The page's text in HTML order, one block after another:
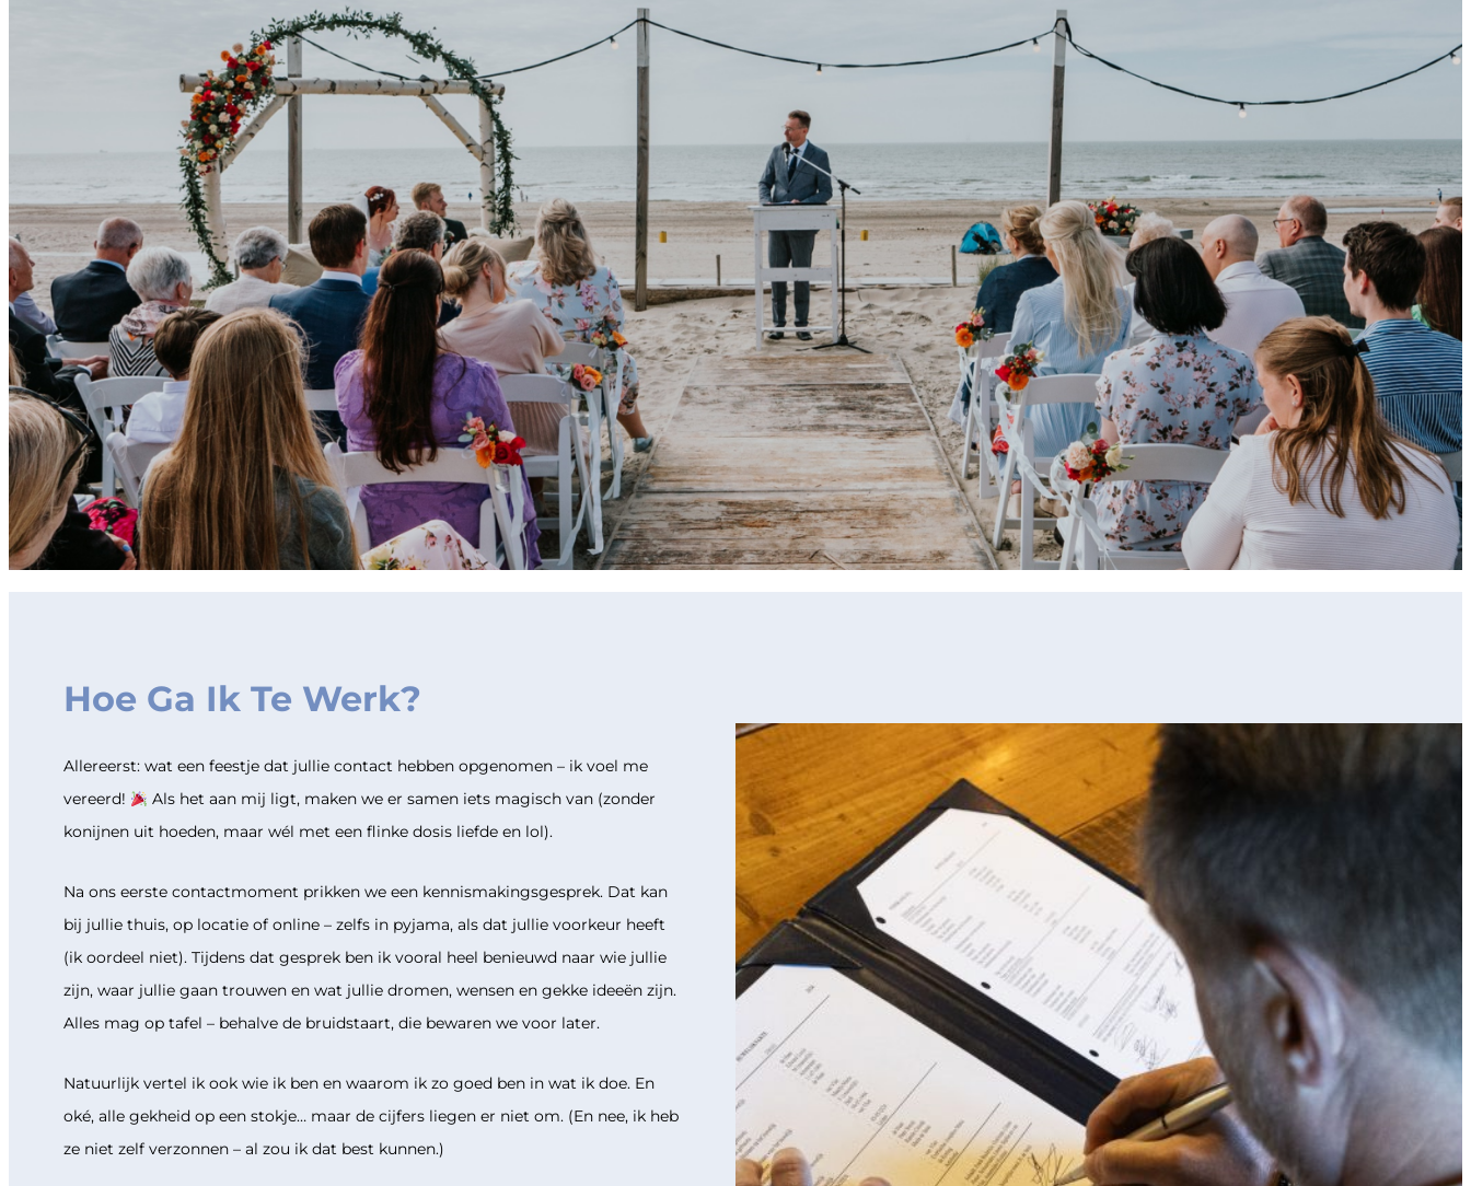
Hoe Ga Ik Te Werk?
Allereerst: wat een feestje dat jullie contact hebben opgenomen – ik voel me
vereerd!
Als het aan mij ligt, maken we er samen iets magisch van (zonder
konijnen uit hoeden, maar wél met een flinke dosis liefde en lol).
Na ons eerste contactmoment prikken we een kennismakingsgesprek. Dat kan
bij jullie thuis, op locatie of online – zelfs in pyjama, als dat jullie voorkeur heeft
(ik oordeel niet). Tijdens dat gesprek ben ik vooral heel benieuwd naar wie jullie
zijn, waar jullie gaan trouwen en wat jullie dromen, wensen en gekke ideeën zijn.
Alles mag op tafel – behalve de bruidstaart, die bewaren we voor later.
Natuurlijk vertel ik ook wie ik ben en waarom ik zo goed ben in wat ik doe. En
oké, alle gekheid op een stokje… maar de cijfers liegen er niet om. (En nee, ik heb
ze niet zelf verzonnen – al zou ik dat best kunnen.)